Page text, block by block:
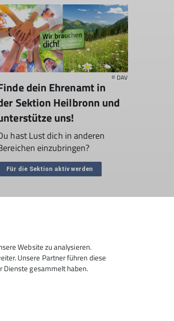
© DAV
dein Ehrenamt in
Sektion Heilbronn und
uns!
hast Lust dich in anderen
einzubringen?
Für die Sektion aktiv werden
Website zu analysieren.
Unsere Partner führen diese
Dienste gesammelt haben.